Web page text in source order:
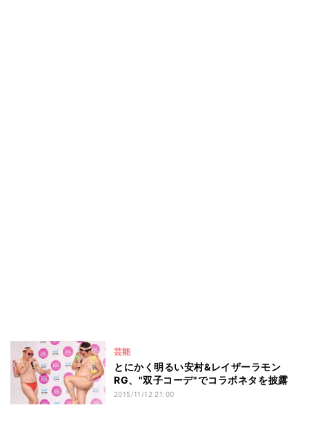
芸能
とにかく明るい安村&レイザーラモン
RG、"双子コーデ"でコラボネタを披露
2015/11/12 21:00